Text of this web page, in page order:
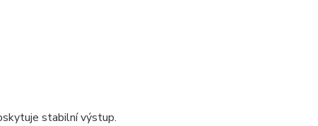
stabilní výstup.